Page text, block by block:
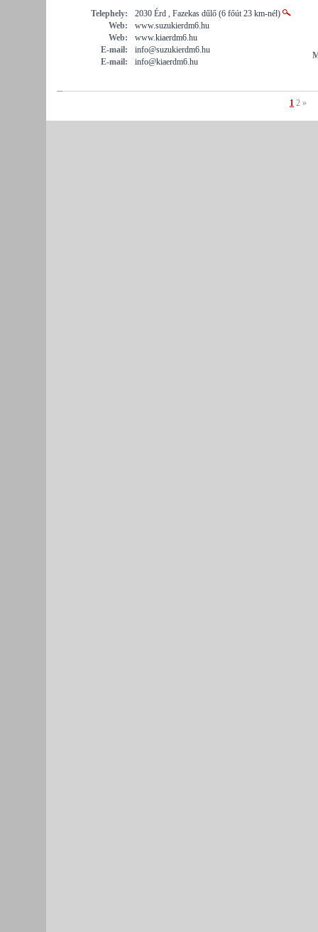
Telephely:
2030 Érd , Fazekas dűlő (6 főút 23 km-nél)
Web:
www.suzukierdm6.hu
Web:
www.kiaerdm6.hu
E-mail:
info@suzukierdm6.hu
E-mail:
info@kiaerdm6.hu
1 2 »